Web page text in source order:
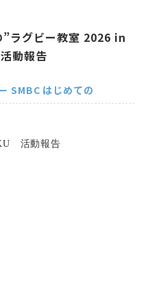
ラグビー教室 2026 in
動報告
SMBC はじめての